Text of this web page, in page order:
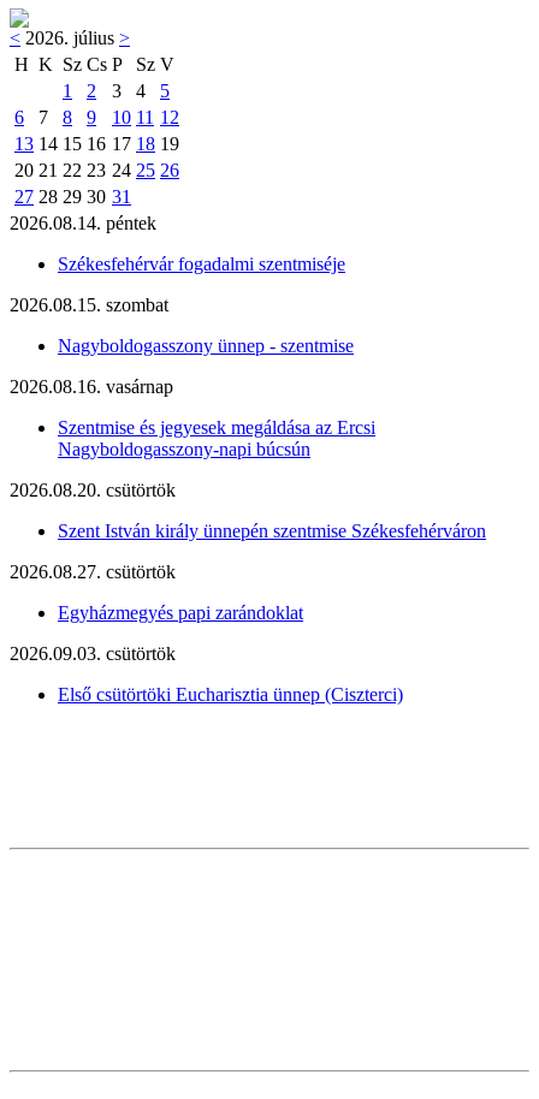
< 2026. július >
H K Sz Cs P Sz V
1
2 3 4
5
6
7 8 9 10 11 12
13 14 15 16 17 18 19
20 21 22 23 24 25 26
27 28 29 30 31
2026.08.14. péntek
Székesfehérvár fogadalmi szentmiséje
2026.08.15. szombat
Nagyboldogasszony ünnep - szentmise
2026.08.16. vasárnap
Szentmise és jegyesek megáldása az Ercsi
Nagyboldogasszony-napi búcsún
2026.08.20. csütörtök
Szent István király ünnepén szentmise Székesfehérváron
2026.08.27. csütörtök
Egyházmegyés papi zarándoklat
2026.09.03. csütörtök
Első csütörtöki Eucharisztia ünnep (Ciszterci)